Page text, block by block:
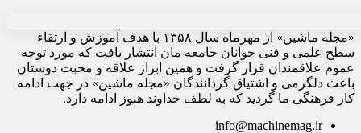
«مجله ماشین» از مهرماه سال ۱۳۵۸ با هدف آموزش و ارتقاء
سطح علمی و فنی جوانان جامعه مان انتشار یافت که مورد توجه
عموم علاقمندان قرار گرفت و همین ابراز علاقه و محبت دوستان
باعث دلگرمی و اشتیاق گردانندگان «مجله ماشین» در جهت ادامه
کار فرهنگی ما گردید که به لطف خداوند هنوز ادامه دارد.
info@machinemag.ir